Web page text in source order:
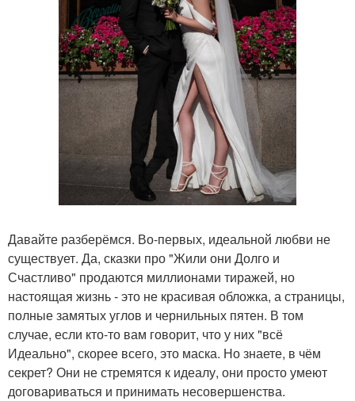
Давайте разберёмся. Во-первых, идеальной любви не
существует. Да, сказки про "Жили они Долго и
Счастливо" продаются миллионами тиражей, но
настоящая жизнь - это не красивая обложка, а страницы,
полные замятых углов и чернильных пятен. В том
случае, если кто-то вам говорит, что у них "всё
Идеально", скорее всего, это маска. Но знаете, в чём
секрет? Они не стремятся к идеалу, они просто умеют
договариваться и принимать несовершенства.